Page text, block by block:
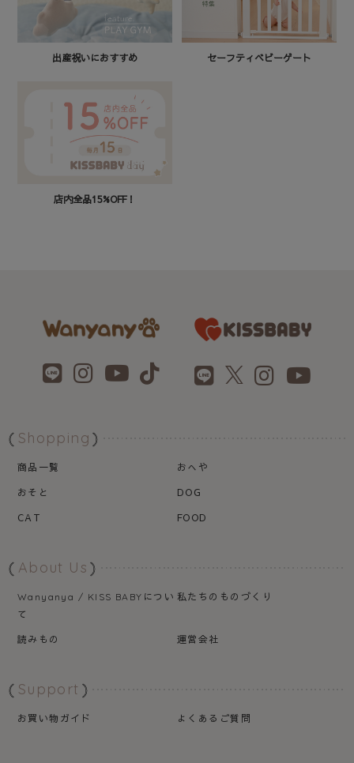
出産祝いにおすすめ セーフティベビーゲート
店内全品15%OFF！
Shopping
商品一覧
おへや
おそと
DOG
CAT
FOOD
About Us
Wanyanya / KISS BABY につい
て
私たちのものづくり
読みもの 運営会社
Support
お買い物ガイド よくあるご質問